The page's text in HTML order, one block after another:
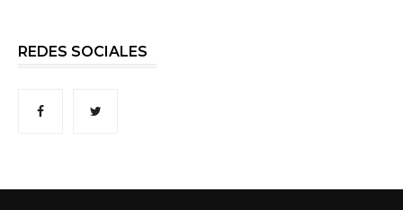
REDES SOCIALES